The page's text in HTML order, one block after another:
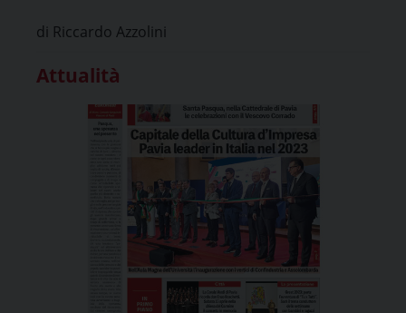
di Riccardo Azzolini
Attualità